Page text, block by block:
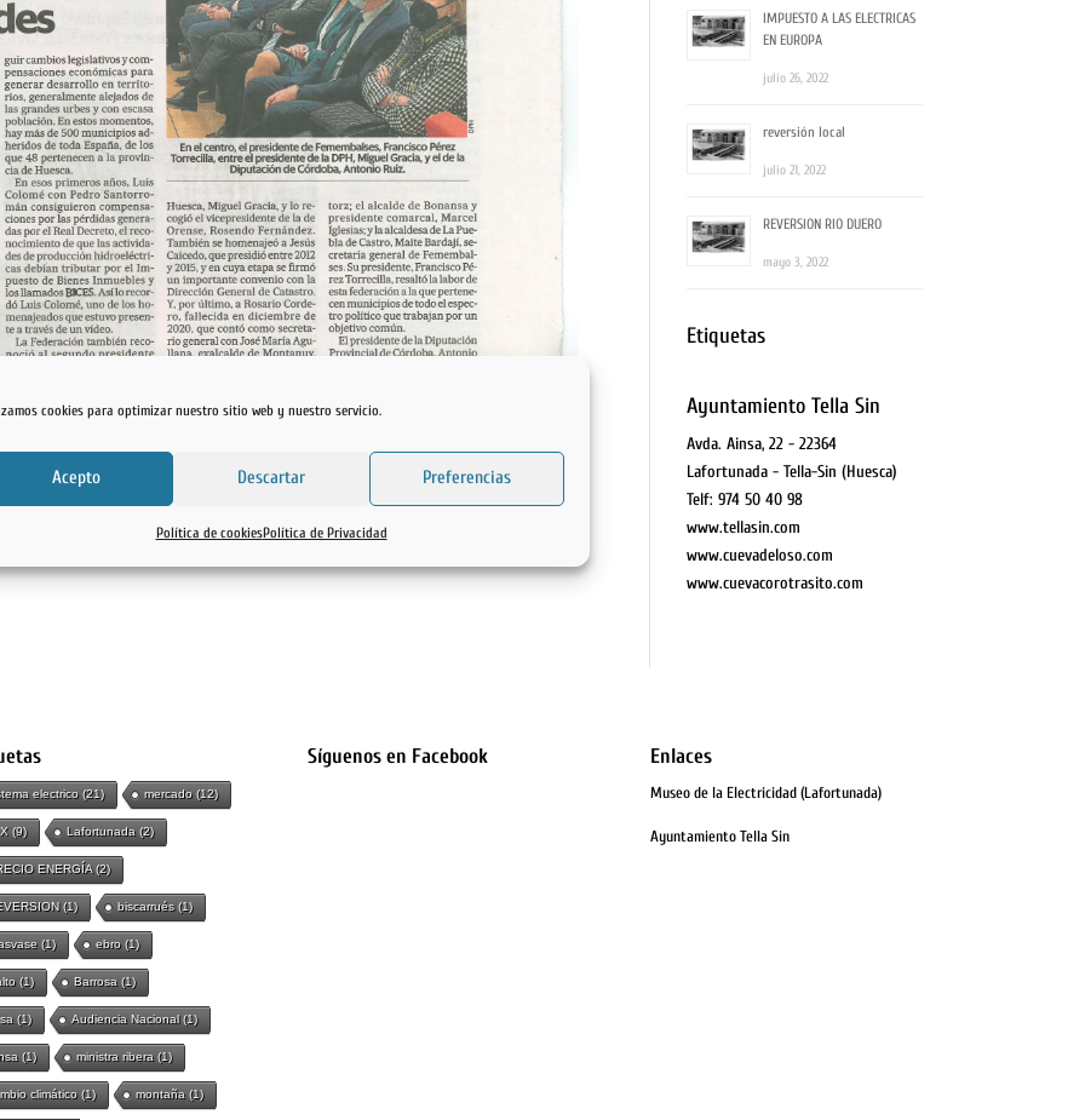
cookies para optimizar nuestro sitio web y nuestro servicio.
Acepto Descartar Preferencias
Política de cookiesPolítica de Privacidad
IMPUESTO A LAS ELECTRICAS
EN EUROPA
julio 26, 2022
reversión local
julio 21, 2022
REVERSION RIO DUERO
mayo 3, 2022
Etiquetas
Ayuntamiento Tella Sin
Avda. Ainsa, 22 - 22364
Lafortunada - Tella-Sin (Huesca)
Telf: 974 50 40 98
www.tellasin.com
www.cuevadeloso.com
www.cuevacorotrasito.com
electrico(21) mercado(12)
(9) Lafortunada(2)
ENERGÍA(2)
(1) biscarrués(1)
(1) ebro(1)
(1) Barrosa(1)
(1) Audiencia Nacional(1)
(1) ministra ribera(1)
climático(1) montaña(1)
Síguenos en Facebook Enlaces
Museo de la Electricidad (Lafortunada)
Ayuntamiento Tella Sin